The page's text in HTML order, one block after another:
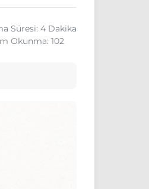
Süresi: 4 Dakika
Okunma: 102